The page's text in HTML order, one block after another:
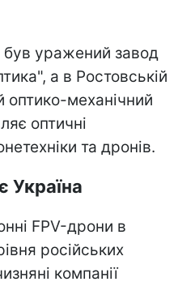
уражений завод
а в Ростовській
оптико-механічний
оптичні
та дронів.
Україна
FPV-дрони в
російських
компанії